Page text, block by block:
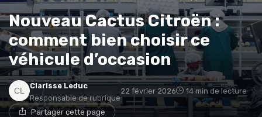
Nouveau Cactus Citroën :
comment bien choisir ce
véhicule d’occasion
Clarisse Leduc
Responsable de rubrique
22 février 2026 14 min de lecture
Partager cette page